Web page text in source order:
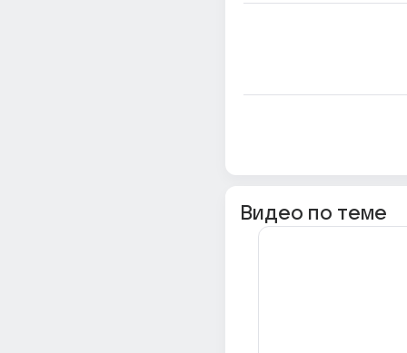
Видео по теме